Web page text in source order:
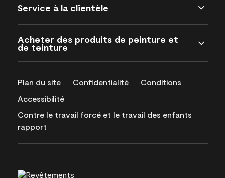
Service à la clientèle
Acheter des produits de peinture et
de teinture
Plan du site Confidentialité
Conditions
Accessibilité
Contre le travail forcé et le travail des enfants
rapport